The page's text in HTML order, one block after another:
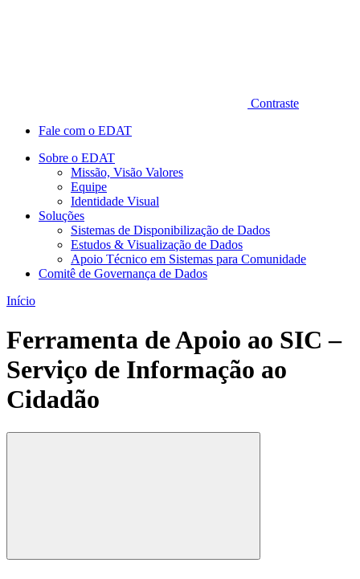
Contraste
Fale com o EDAT
Sobre o EDAT
Missão, Visão Valores
Equipe
Identidade Visual
Soluções
Sistemas de Disponibilização de Dados
Estudos & Visualização de Dados
Apoio Técnico em Sistemas para Comunidade
Comitê de Governança de Dados
Início
Ferramenta de Apoio ao SIC –
Serviço de Informação ao
Cidadão
Compartilhar